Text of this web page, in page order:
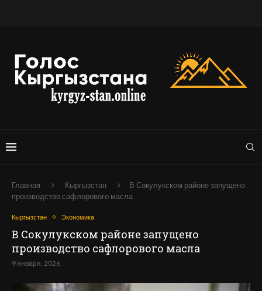
Главная Кыргызстан
В Сокулукском районе запущено
производство сафлорового масла
Кыргызстан Экономика
В Сокулукском районе запущено
производство сафлорового масла
9 января, 2026